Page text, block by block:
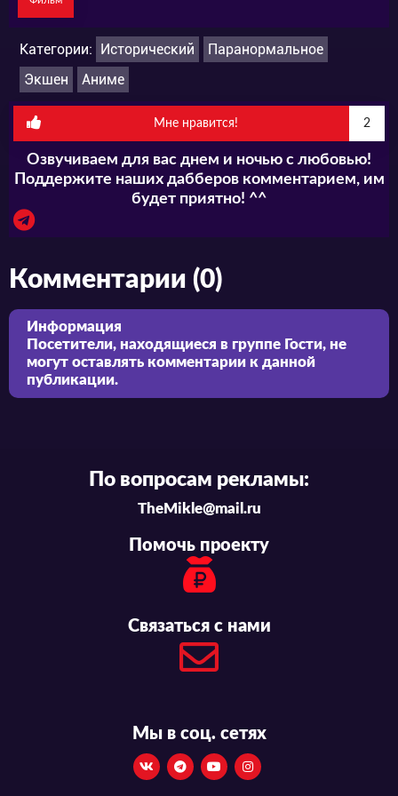
Категории: Исторический
Паранормальное
Экшен
Аниме
Мне нравится! 2
Озвучиваем для вас днем и ночью с любовью!
Поддержите наших дабберов комментарием, им
будет приятно! ^^
Комментарии (0)
Информация
Посетители, находящиеся в группе Гости, не
могут оставлять комментарии к данной
публикации.
По вопросам рекламы:
TheMikle@mail.ru
Помочь проекту
Связаться с нами
Мы в соц. сетях